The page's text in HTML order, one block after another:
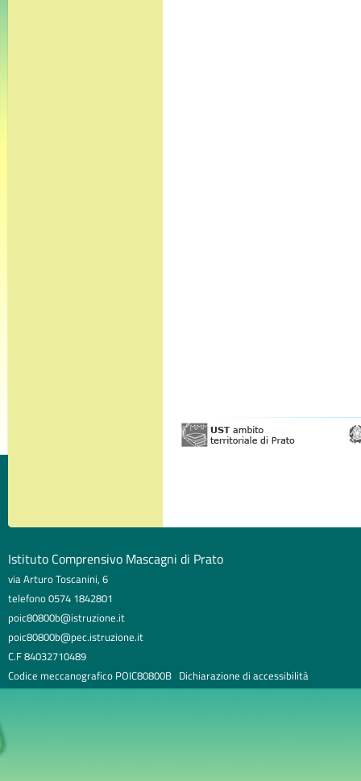
Istituto Comprensivo Mascagni di Prato
via Arturo Toscanini, 6
telefono 0574 1842801
poic80800b@istruzione.it
poic80800b@pec.istruzione.it
C.F 84032710489
Codice meccanografico POIC80800B Dichiarazione di accessibilità